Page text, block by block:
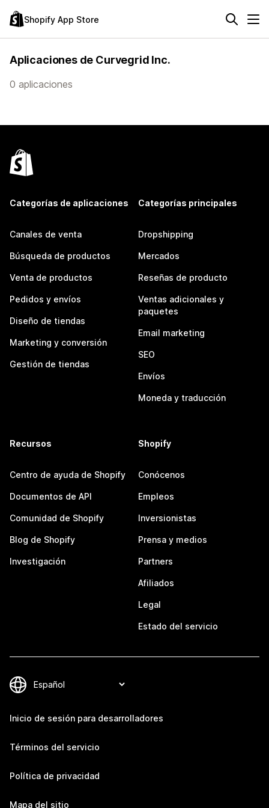
Shopify App Store
Aplicaciones de Curvegrid Inc.
0 aplicaciones
Categorías de aplicaciones
Canales de venta
Búsqueda de productos
Venta de productos
Pedidos y envíos
Diseño de tiendas
Marketing y conversión
Gestión de tiendas
Categorías principales
Dropshipping
Mercados
Reseñas de producto
Ventas adicionales y
paquetes
Email marketing
SEO
Envíos
Moneda y traducción
Recursos
Centro de ayuda de Shopify
Documentos de API
Comunidad de Shopify
Blog de Shopify
Investigación
Shopify
Conócenos
Empleos
Inversionistas
Prensa y medios
Partners
Afiliados
Legal
Estado del servicio
Inicio de sesión para desarrolladores
Términos del servicio
Política de privacidad
Mapa del sitio